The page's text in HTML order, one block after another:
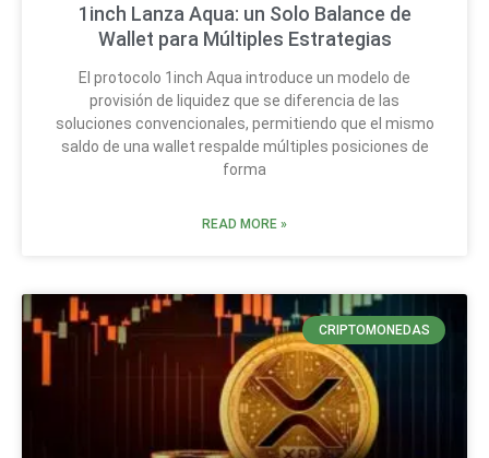
1inch Lanza Aqua: un Solo Balance de
Wallet para Múltiples Estrategias
El protocolo 1inch Aqua introduce un modelo de
provisión de liquidez que se diferencia de las
soluciones convencionales, permitiendo que el mismo
saldo de una wallet respalde múltiples posiciones de
forma
READ MORE »
CRIPTOMONEDAS